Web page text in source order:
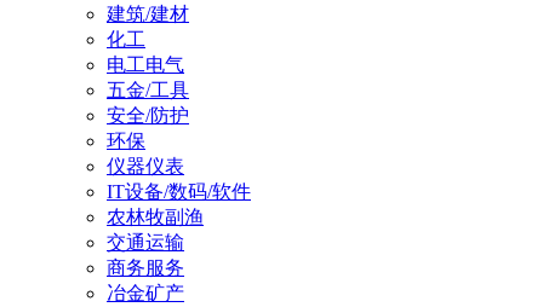
建筑/建材
化工
电工电气
五金/工具
安全/防护
环保
仪器仪表
IT设备/数码/软件
农林牧副渔
交通运输
商务服务
冶金矿产